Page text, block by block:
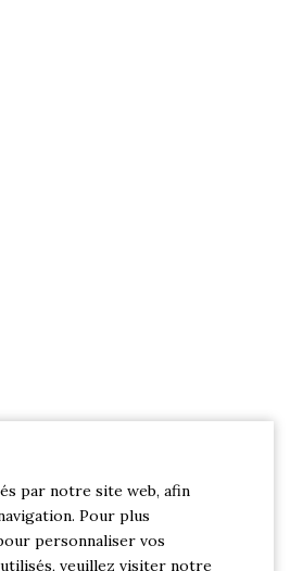
par notre site web, afin
Pour plus
personnaliser vos
veuillez visiter notre